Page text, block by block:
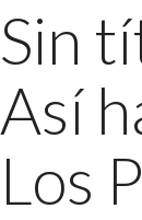
Sin
Así
Los